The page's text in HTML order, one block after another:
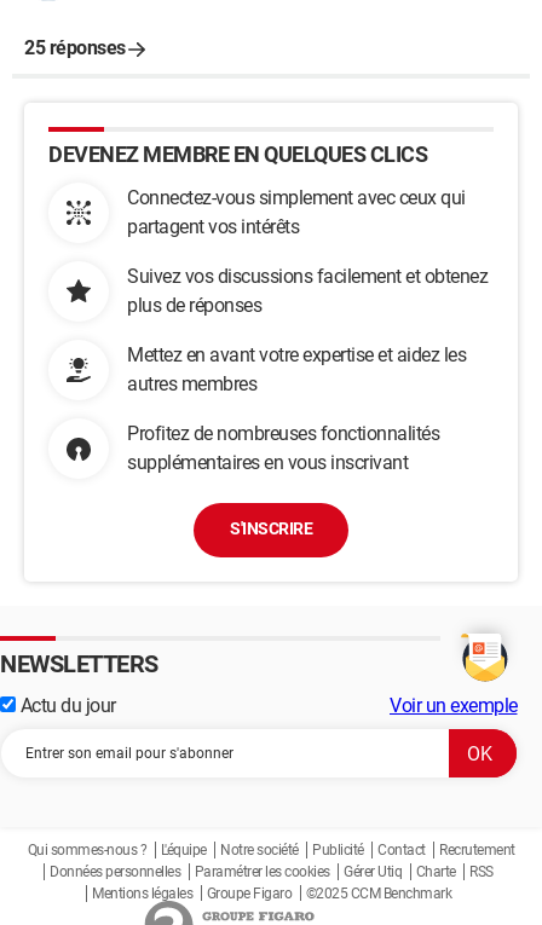
25 réponses
DEVENEZ MEMBRE EN QUELQUES CLICS
Connectez-vous simplement avec ceux qui
partagent vos intérêts
Suivez vos discussions facilement et obtenez
plus de réponses
Mettez en avant votre expertise et aidez les
autres membres
Profitez de nombreuses fonctionnalités
supplémentaires en vous inscrivant
S'INSCRIRE
NEWSLETTERS
Actu du jour Voir un exemple
Qui sommes-nous ? L'équipe Notre société Publicité Contact
Recrutement
Données personnelles
Paramétrer les cookies Gérer Utiq Charte
RSS
Mentions légales
Groupe Figaro ©2025 CCM Benchmark